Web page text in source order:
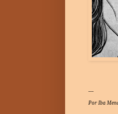
---
Por Iba